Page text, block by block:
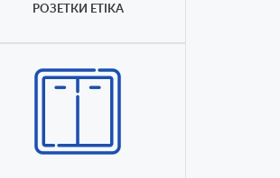
РОЗЕТКИ ETIKA